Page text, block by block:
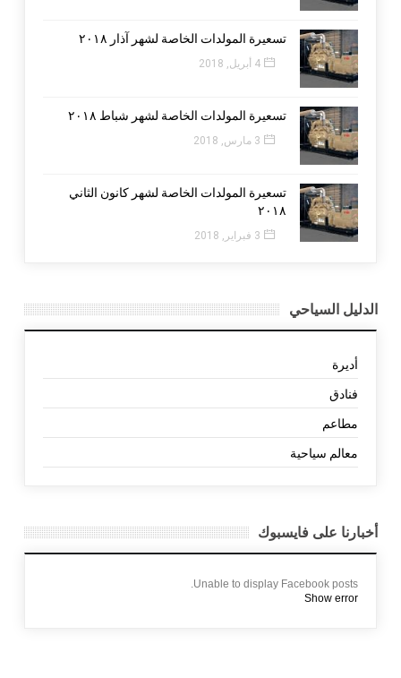
تسعيرة المولدات الخاصة لشهر آذار ٢٠١٨
4 أبريل, 2018
تسعيرة المولدات الخاصة لشهر شباط ٢٠١٨
3 مارس, 2018
تسعيرة المولدات الخاصة لشهر كانون الثاني
٢٠١٨
3 فبراير, 2018
الدليل السياحي
أديرة
فنادق
مطاعم
معالم سياحية
أخبارنا على فايسبوك
Unable to display Facebook posts.
Show error